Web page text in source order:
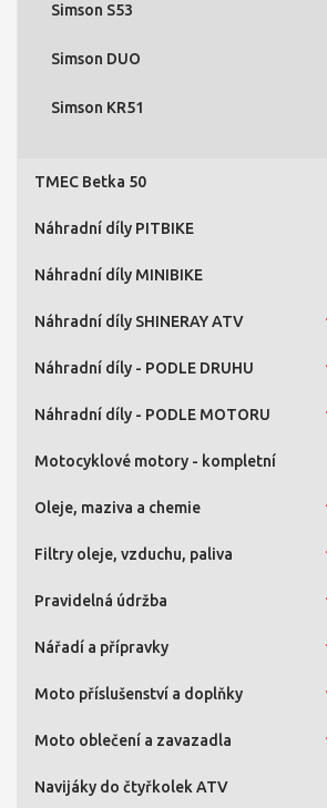
Simson S53
Simson DUO
Simson KR51
TMEC Betka 50
Náhradní díly PITBIKE
Náhradní díly MINIBIKE
Náhradní díly SHINERAY ATV
Náhradní díly - PODLE DRUHU
Náhradní díly - PODLE MOTORU
Motocyklové motory - kompletní
Oleje, maziva a chemie
Filtry oleje, vzduchu, paliva
Pravidelná údržba
Nářadí a přípravky
Moto příslušenství a doplňky
Moto oblečení a zavazadla
Navijáky do čtyřkolek ATV